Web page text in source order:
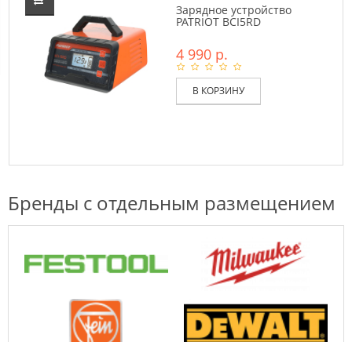
Зарядное устройство
PATRIOT BCI5RD
4 990 р.
В КОРЗИНУ
Бренды с отдельным размещением